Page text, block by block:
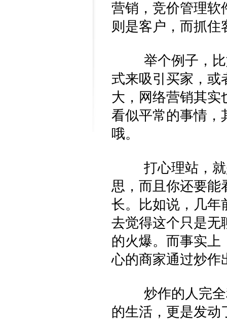
营销，竞价管理软
则是客户，而抓
举个例子，比如
式来吸引买家，或
大，网络营销其实
看似平常的事情，
哦。
打心理站，就是
思，而且你还要能
长。比如说，几年
去觉得这个只是无
的火爆。而事实上
心的商家通过炒作
炒作的人完全利
的生活，更是发动